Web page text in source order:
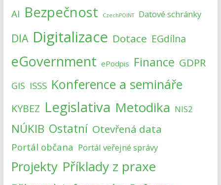
AI Bezpečnost CzechPOINT Datové schránky
DIA Digitalizace Dotace EGdílna
eGovernment ePodpis Finance GDPR
GIS ISSS Konference a semináře
KYBEZ Legislativa Metodika NIS2
NÚKIB Ostatní Otevřená data
Portál občana Portál veřejné správy
Projekty Příklady z praxe